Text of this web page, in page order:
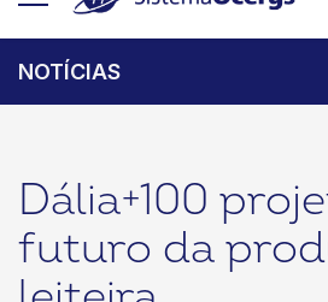
NOTÍCIAS
Dália+100
futuro da